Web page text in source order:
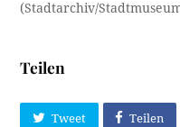
(Stadtarchiv/
Teilen
Tweet Teilen